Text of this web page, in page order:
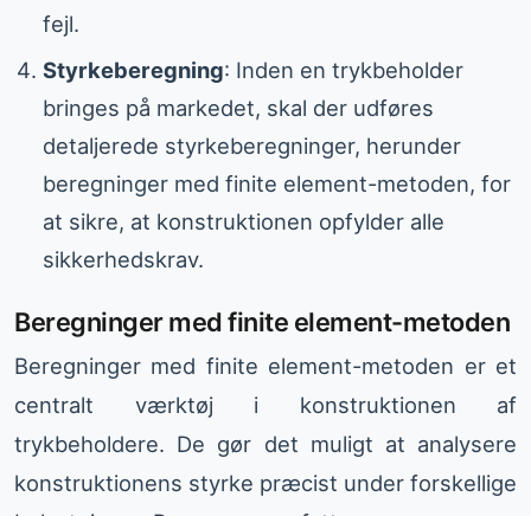
fejl.
Styrkeberegning: Inden en trykbeholder
bringes på markedet, skal der udføres
detaljerede styrkeberegninger, herunder
beregninger med finite element-metoden, for
at sikre, at konstruktionen opfylder alle
sikkerhedskrav.
Beregninger med finite element-metoden
Beregninger med finite element-metoden er et
centralt værktøj i konstruktionen af
trykbeholdere. De gør det muligt at analysere
konstruktionens styrke præcist under forskellige